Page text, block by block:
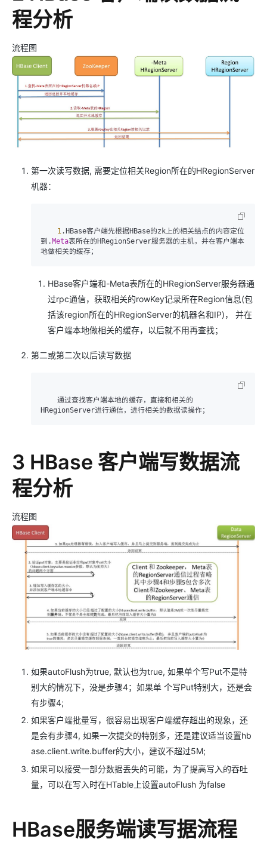
程分析
流程图
第一次读写数据, 需要定位相关Region所在的HRegionServer
机器：
1 .HBase客户端先根据HBase的zk上的相关结点的内容定位
到.Meta表所在的HRegionServer服务器的主机，并在客户端本
地做相关的缓存；
HBase客户端和-Meta表所在的HRegionServer服务器通
过rpc通信，获取相关的rowKey记录所在Region信息(包
括该region所在的HRegionServer的机器名和IP)， 并在
客户端本地做相关的缓存，以后就不用再查找；
第二或第二次以后读写数据
3 HBase 客户端写数据流
程分析
流程图
如果autoFlush为true, 默认也为true, 如果单个写Put不是特
别大的情况下，没是步骤4；如果单 个写Put特别大，还是会
有步骤4;
如果客户端批量写，很容易出现客户端缓存超出的现象，还
是会有步骤4, 如果一次提交的特别多，还是建议适当设置hb
ase.client.write.buffer的大小，建议不超过5M;
如果可以接受一部分数据丢失的可能，为了提高写入的吞吐
量，可以在写入时在HTable上设置autoFlush 为false
HBase服务端读写据流程